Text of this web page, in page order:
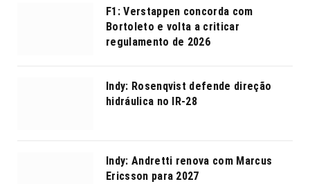
F1: Verstappen concorda com
Bortoleto e volta a criticar
regulamento de 2026
Indy: Rosenqvist defende direção
hidráulica no IR-28
Indy: Andretti renova com Marcus
Ericsson para 2027